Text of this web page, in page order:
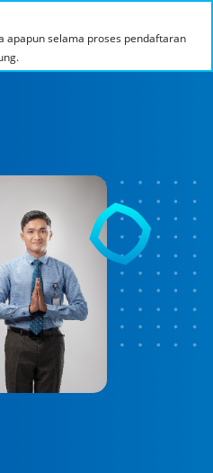
apapun selama proses pendaftaran